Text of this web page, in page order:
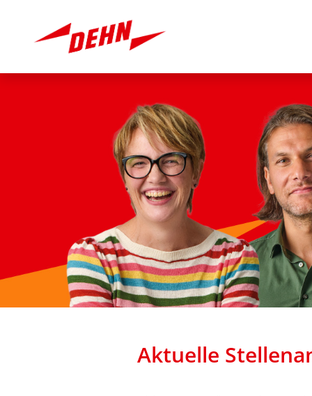
Aktuelle